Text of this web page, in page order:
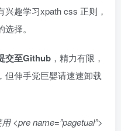
趣学习xpath css 正则，
择。
交至Github ，精力有限，
但伸手党巨婴请速速卸载
<pre name=”pagetual”>